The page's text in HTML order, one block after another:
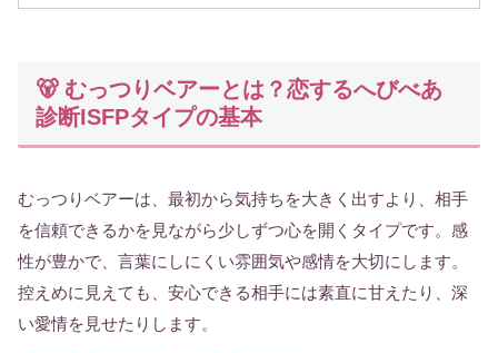
🐻 むっつりベアーとは？恋するへびべあ
診断ISFPタイプの基本
むっつりベアーは、最初から気持ちを大きく出すより、相手
を信頼できるかを見ながら少しずつ心を開くタイプです。感
性が豊かで、言葉にしにくい雰囲気や感情を大切にします。
控えめに見えても、安心できる相手には素直に甘えたり、深
い愛情を見せたりします。